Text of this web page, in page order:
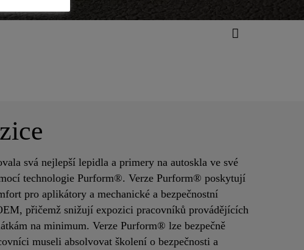
svá nejlepší lepidla a primery na autoskla ve své
technologie Purform®. Verze Purform® poskytují
pro aplikátory a mechanické a bezpečnostní
přičemž snižují expozici pracovníků provádějících
na minimum. Verze Purform® lze bezpečně
museli absolvovat školení o bezpečnosti a